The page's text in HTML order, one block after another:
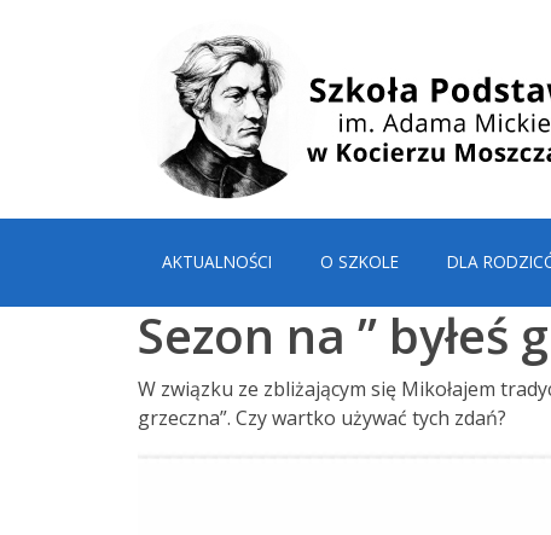
AKTUALNOŚCI O SZKOLE DLA
Sezon na ” byłeś
W związku ze zbliżającym się Mikołajem
grzeczna”. Czy wartko używać tych zdań?